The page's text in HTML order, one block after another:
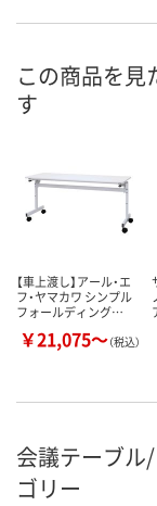
号
お届け日
この商品を見
す
【車上渡し】アール・エ
フ・ヤマカワ シンプル
フォールディング…
￥21,075～（税込）
会議テーブル
ゴリー